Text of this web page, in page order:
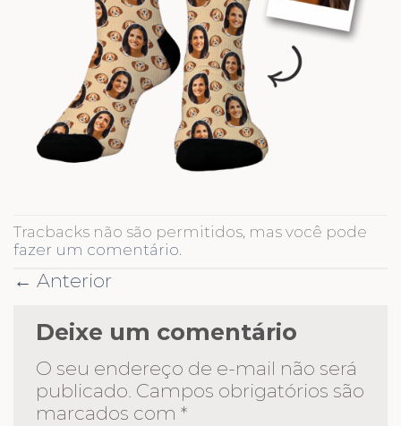
Tracbacks não são permitidos, mas você pode
fazer um comentário.
← Anterior
Deixe um comentário
O seu endereço de e-mail não será
publicado. Campos obrigatórios são
marcados com *